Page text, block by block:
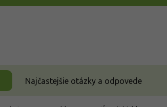
Najčastejšie otázky a odpovede